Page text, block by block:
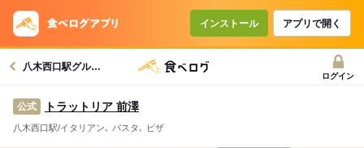
インストール アプリで開く
八木西口駅グルメへ
ログイン
公式 トラットリア 前澤
八木西口駅/イタリアン､ パスタ､ ピザ